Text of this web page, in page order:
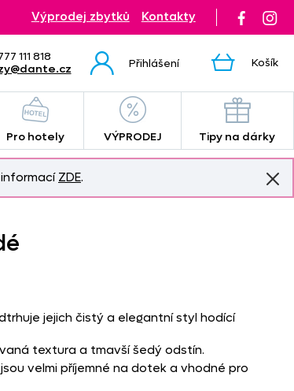
111 818
Přihlášení Košík
Výprodej zbytků Kontakty
Pro hotely VÝPRODEJ Tipy na dárky
ZDE.
jejich čistý a elegantní styl hodící
textura a tmavší šedý odstín.
velmi příjemné na dotek a vhodné pro